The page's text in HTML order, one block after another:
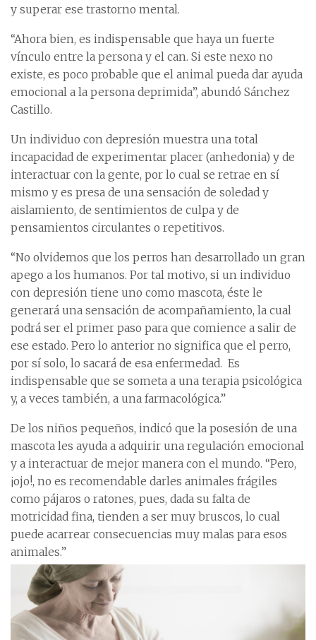
y superar ese trastorno mental.
“Ahora bien, es indispensable que haya un fuerte
vínculo entre la persona y el can. Si este nexo no
existe, es poco probable que el animal pueda dar ayuda
emocional a la persona deprimida”, abundó Sánchez
Castillo.
Un individuo con depresión muestra una total
incapacidad de experimentar placer (anhedonia) y de
interactuar con la gente, por lo cual se retrae en sí
mismo y es presa de una sensación de soledad y
aislamiento, de sentimientos de culpa y de
pensamientos circulantes o repetitivos.
“No olvidemos que los perros han desarrollado un gran
apego a los humanos. Por tal motivo, si un individuo
con depresión tiene uno como mascota, éste le
generará una sensación de acompañamiento, la cual
podrá ser el primer paso para que comience a salir de
ese estado. Pero lo anterior no significa que el perro,
por sí solo, lo sacará de esa enfermedad. Es
indispensable que se someta a una terapia psicológica
y, a veces también, a una farmacológica.”
De los niños pequeños, indicó que la posesión de una
mascota les ayuda a adquirir una regulación emocional
y a interactuar de mejor manera con el mundo. “Pero,
¡ojo!, no es recomendable darles animales frágiles
como pájaros o ratones, pues, dada su falta de
motricidad fina, tienden a ser muy bruscos, lo cual
puede acarrear consecuencias muy malas para esos
animales.”